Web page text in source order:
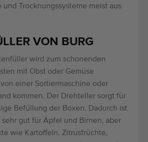
und Trocknungssysteme meist aus
VON BURG
wird zum schonenden
mit Obst oder Gemüse
einer Sortiermaschine oder
kommen. Der Drehteller sorgt für
Befüllung der Boxen. Dadurch ist
gut für Äpfel und Birnen, aber
wie Kartoffeln, Zitrusfrüchte,